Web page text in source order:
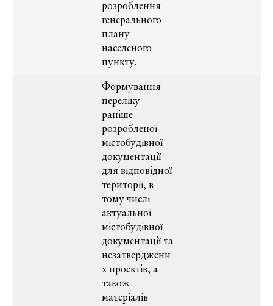
розроблення
генерального
плану
населеного
пункту.
Формування
переліку
раніше
розробленої
містобудівної
документації
для відповідної
території, в
тому числі
актуальної
містобудівної
документації та
незатверджени
х проектів, а
також
матеріалів